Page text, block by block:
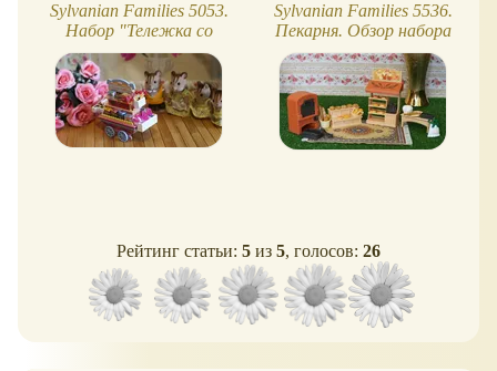
Sylvanian Families 5053.
Набор "Тележка со
сладостями" - обзор,
фото
Sylvanian Families 5536.
Пекарня. Обзор набора
(много-много булочек!)
Рейтинг статьи: 5 из 5, голосов: 26